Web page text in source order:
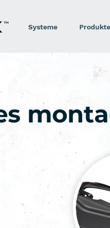
Systeme Produkte